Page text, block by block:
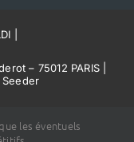
– 75012 PARIS |
les éventuels